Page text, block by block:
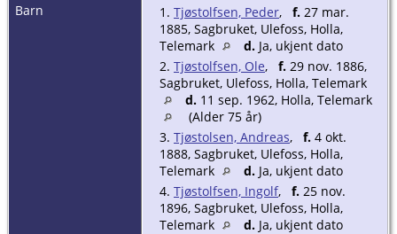
Barn
1. Tjøstolfsen, Peder, f. 27 mar.
1885, Sagbruket, Ulefoss, Holla,
Telemark
d. Ja, ukjent dato
2. Tjøstolfsen, Ole, f. 29 nov. 1886,
Sagbruket, Ulefoss, Holla, Telemark
d. 11 sep. 1962, Holla, Telemark
(Alder 75 år)
3. Tjøstolsen, Andreas, f. 4 okt.
1888, Sagbruket, Ulefoss, Holla,
Telemark
d. Ja, ukjent dato
4. Tjøstolfsen, Ingolf, f. 25 nov.
1896, Sagbruket, Ulefoss, Holla,
Telemark
d. Ja, ukjent dato